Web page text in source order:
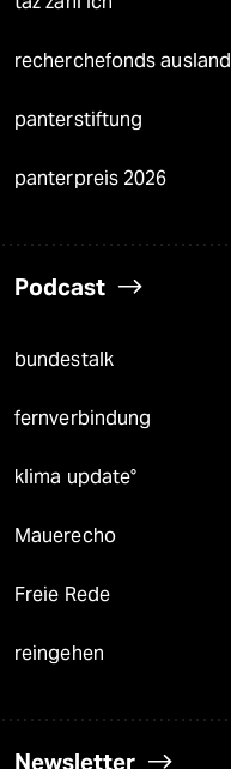
recherchefonds ausland
panterstiftung
panterpreis 2026
Podcast
bundestalk
fernverbindung
klima update°
Mauerecho
Freie Rede
reingehen
Newsletter